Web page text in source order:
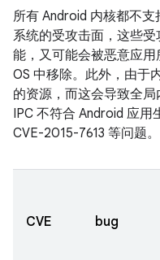
所有 Android 内核都不支
系统的受攻击面，这些
能，又可能会被恶意应
OS 中移除。此外，由于
的资源，而这会导致全
IPC 不符合 Android 应用
CVE-2015-7613 等问题。
CVE bug